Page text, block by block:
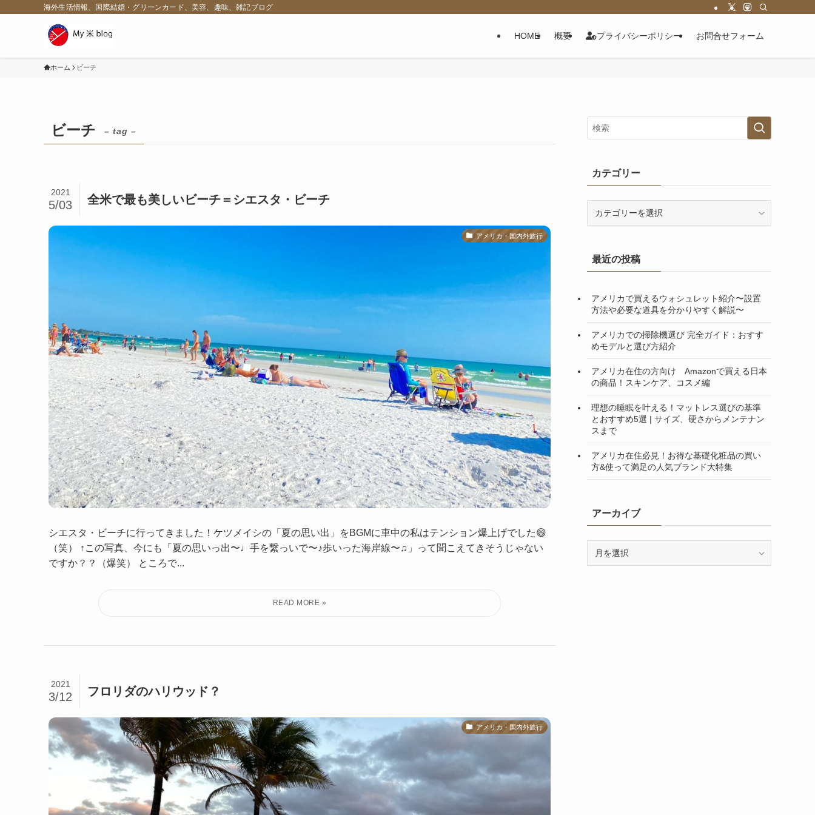
海外生活情報、国際結婚・グリーンカード、美容、趣味、雑記ブログ
HOME 概要 プライバシーポリシー お問合せフォーム
ホーム ビーチ
ビーチ – tag –
全米で最も美しいビーチ＝シエスタ・ビーチ
2021
5/03
アメリカ・国内外旅行
シエスタ・ビーチに行ってきました！ケツメイシの「夏の思い出」をBGMに車中の私はテンション爆上げでした😄
（笑） ↑この写真、今にも「夏の思いっ出〜♩手を繋っいで〜♪歩いった海岸線〜♫」って聞こえてきそうじゃない
ですか？？（爆笑） ところで...
フロリダのハリウッド？
2021
3/12
アメリカ・国内外旅行
カテゴリー
ー最近の投稿
アメリカで買えるウォシュレット紹介〜設置
方法や必要な道具を分かりやすく解説〜
アメリカでの掃除機選び 完全ガイド：おすす
めモデルと選び方紹介
アメリカ在住の方向け Amazonで買える日本
の商品！スキンケア、コスメ編
理想の睡眠を叶える！マットレス選びの基準
とおすすめ5選 | サイズ、硬さからメンテナン
スまで
アメリカ在住必見！お得な基礎化粧品の買い
方&使って満足の人気ブランド大特集
アーカイブ